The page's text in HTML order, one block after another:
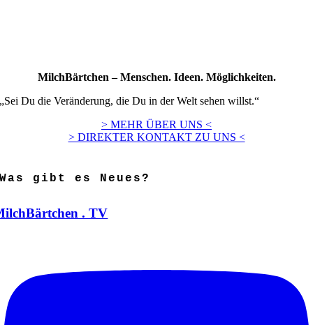
MilchBärtchen – Menschen. Ideen. Möglichkeiten.
„Sei Du die Veränderung, die Du in der Welt sehen willst.“
> MEHR ÜBER UNS <
> DIREKTER KONTAKT ZU UNS <
Was gibt es Neues?
. TV